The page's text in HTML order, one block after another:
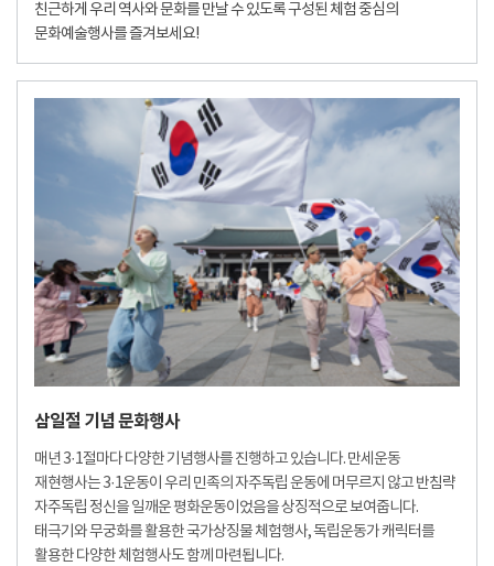
친근하게 우리 역사와 문화를 만날 수 있도록 구성된 체험 중심의
문화예술행사를 즐겨보세요!
삼일절 기념 문화행사
매년 3·1절마다 다양한 기념행사를 진행하고 있습니다. 만세운동
재현행사는 3·1운동이 우리 민족의 자주독립 운동에 머무르지 않고 반침략
자주독립 정신을 일깨운 평화운동이었음을 상징적으로 보여줍니다.
태극기와 무궁화를 활용한 국가상징물 체험행사, 독립운동가 캐릭터를
활용한 다양한 체험행사도 함께 마련됩니다.